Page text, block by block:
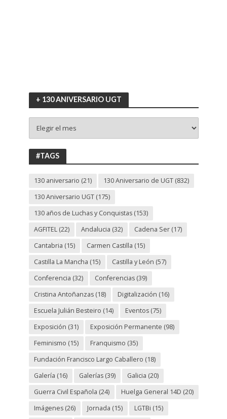
+ 130 ANIVERSARIO UGT
130
ANIVERSARIO
UGT
#TAGS
130 aniversario (21) 130 Aniversario de UGT(832)
130 Aniversario UGT(175)
130 años de Luchas y Conquistas(153)
AGFITEL(22) Andalucia (32) Cadena Ser(17)
Cantabria (15) Carmen Castilla (15)
Castilla La Mancha (15) Castilla y León (57)
Conferencia (32) Conferencias(39)
Cristina Antoñanzas(18) Digitalización (16)
Escuela Julián Besteiro (14) Eventos(75)
Exposición (31) Exposición Permanente (98)
Feminismo (15) Franquismo (35)
Fundación Francisco Largo Caballero (18)
Galería (16) Galerías(39) Galicia (20)
Guerra Civil Española (24) Huelga General 14D (20)
Imágenes(26) Jornada (15) LGTBi (15)